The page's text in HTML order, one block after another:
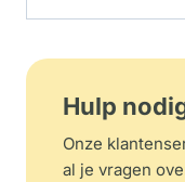
Hulp
Onze
al je vragen